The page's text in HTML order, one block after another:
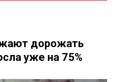
дорожать
уже на 75%